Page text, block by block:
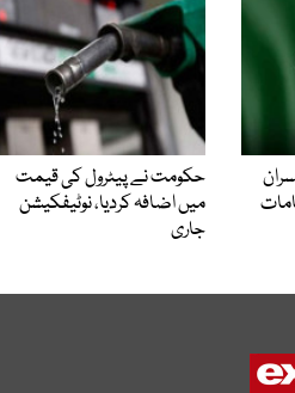
نے 32 افسران
حکومت نے پیٹرول کی قیمت
میں اضافہ کردیا، نوٹیفکیشن
جاری